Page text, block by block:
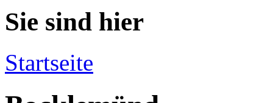
Sie sind hier
Startseite